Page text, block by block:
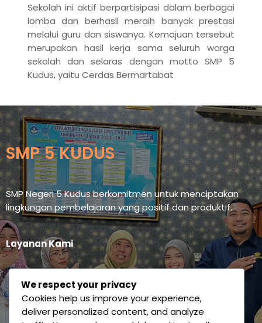
Sekolah ini aktif berpartisipasi dalam berbagai
lomba dan berhasil meraih banyak prestasi
melalui guru dan siswanya. Kemajuan tersebut
merupakan hasil kerja sama seluruh warga
sekolah dan selaras dengan motto SMP 5
Kudus, yaitu Cerdas Bermartabat
SMP 5 KUDUS
SMP Negeri 5 Kudus berkomitmen untuk menciptakan
lingkungan pembelajaran yang positif dan produktif.
Layanan Kami
Sidisa
We respect your privacy
Cookies help us improve your experience,
deliver personalized content, and analyze